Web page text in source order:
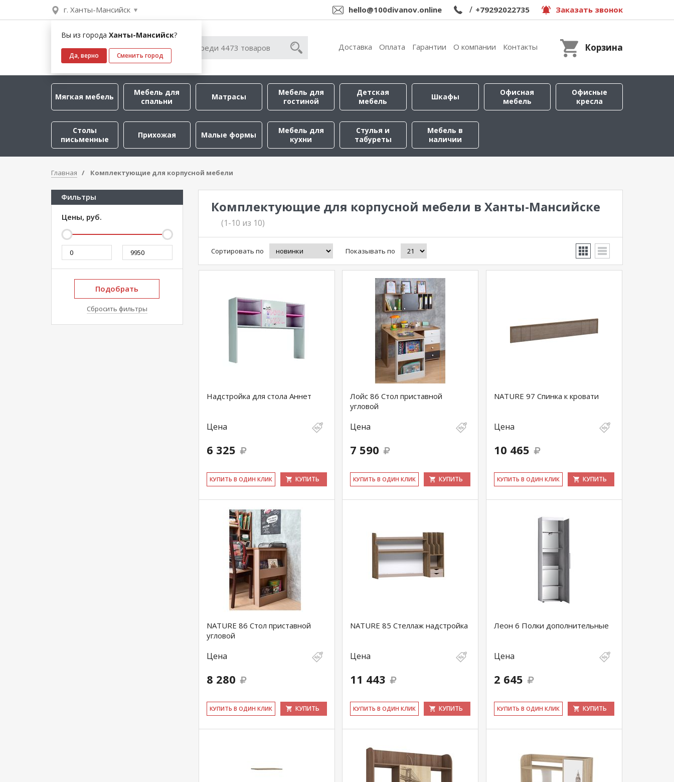
г. Ханты-Мансийск
Вы из города Ханты-Мансийск?
Да, верно Сменить город
hello@100divanov.online / +79292022735 Заказать звонок
Доставка Оплата Гарантии О компании Контакты Корзина
Мягкая мебель
Мебель для
спальни
Матрасы
Мебель для
гостиной
Детская
мебель
Шкафы
Офисная
мебель
Офисные
кресла
Столы
письменные
Прихожая Малые формы
Мебель для
кухни
Стулья и
табуреты
Мебель в
наличии
Главная Комплектующие для корпусной мебели
Комплектующие для корпусной мебели в Ханты-Мансийске
(1-10 из 10)
Сортировать по Показывать по
Надстройка для стола Аннет
Цена
6 325
КУ­ПИТЬ В ОДИН КЛИК КУПИТЬ
Лойс 86 Стол приставной
угловой
Цена
7 590
КУ­ПИТЬ В ОДИН КЛИК КУПИТЬ
NATURE 97 Спинка к кровати
Цена
10 465
КУ­ПИТЬ В ОДИН КЛИК КУПИТЬ
NATURE 86 Стол приставной
угловой
Цена
8 280
КУ­ПИТЬ В ОДИН КЛИК КУПИТЬ
NATURE 85 Стеллаж надстройка
Цена
11 443
КУ­ПИТЬ В ОДИН КЛИК КУПИТЬ
Леон 6 Полки дополнительные
Цена
2 645
КУ­ПИТЬ В ОДИН КЛИК КУПИТЬ
Фильтры
Цены, руб.
Подобрать
Сбросить фильтры